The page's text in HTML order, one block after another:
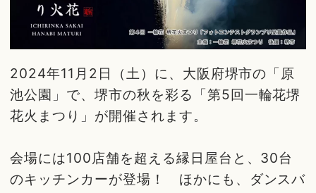
2024年11月2日（土）に、大阪府堺市の「原
池公園」で、堺市の秋を彩る「第5回一輪花堺
花火まつり」が開催されます。
会場には100店舗を超える縁日屋台と、30台
のキッチンカーが登場！ ほかにも、ダンスバ